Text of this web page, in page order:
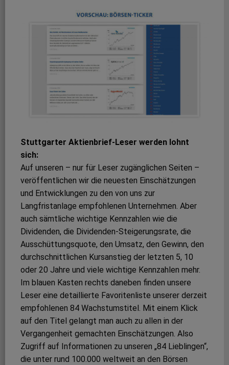
Stuttgarter Aktienbrief-Leser werden lohnt
sich:
Auf unseren – nur für Leser zugänglichen Seiten –
veröffentlichen wir die neuesten Einschätzungen
und Entwicklungen zu den von uns zur
Langfristanlage empfohlenen Unternehmen. Aber
auch sämtliche wichtige Kennzahlen wie die
Dividenden, die Dividenden-Steigerungsrate, die
Ausschüttungsquote, den Umsatz, den Gewinn, den
durchschnittlichen Kursanstieg der letzten 5, 10
oder 20 Jahre und viele wichtige Kennzahlen mehr.
Im blauen Kasten rechts daneben finden unsere
Leser eine detaillierte Favoritenliste unserer derzeit
empfohlenen 84 Wachstumstitel. Mit einem Klick
auf den Titel gelangt man auch zu allen in der
Vergangenheit gemachten Einschätzungen. Also
Zugriff auf Informationen zu unseren „84 Lieblingen“,
die unter rund 100.000 weltweit an den Börsen